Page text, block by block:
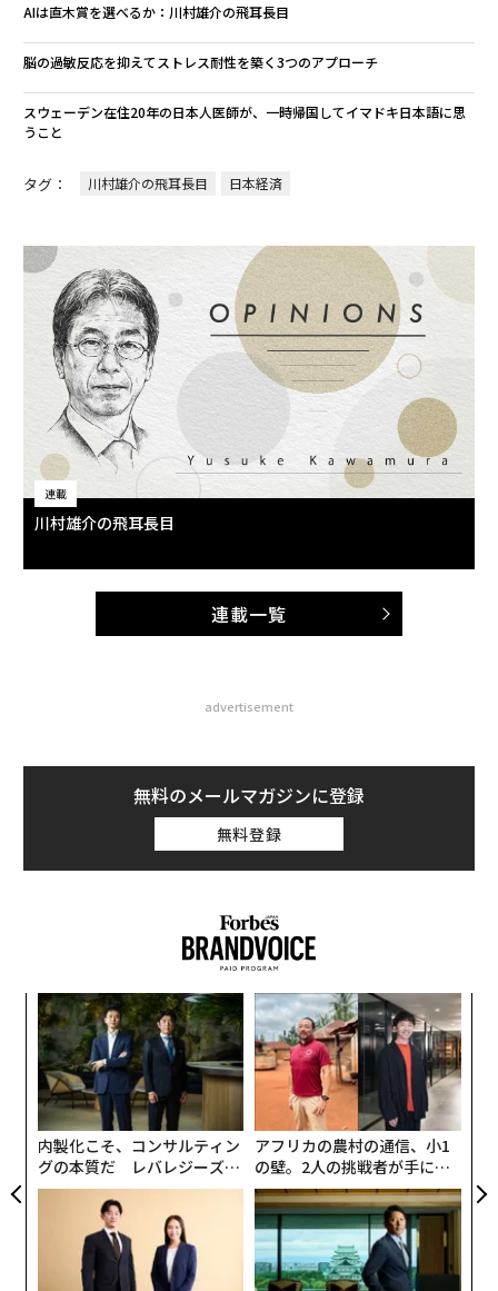
AIは直木賞を選べるか：川村雄介の飛耳長目
脳の過敏反応を抑えてストレス耐性を築く3つのアプローチ
スウェーデン在住20年の日本人医師が、一時帰国してイマドキ日本語に思
うこと
タグ： 川村雄介の飛耳長目 日本経済
連載
川村雄介の飛耳長目
連載一覧
advertisement
無料のメールマガジンに登録
無料登録
内製化こそ、コンサルティン
グの本質だ レバレジーズが
実践する、次世代ファームの
アフリカの農村の通信、小1
の壁。2人の挑戦者が手にし
た「次なる武器」